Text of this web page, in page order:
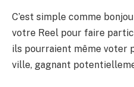
C’est simple comme
votre Reel pour faire
ils pourraient même voter
ville, gagnant